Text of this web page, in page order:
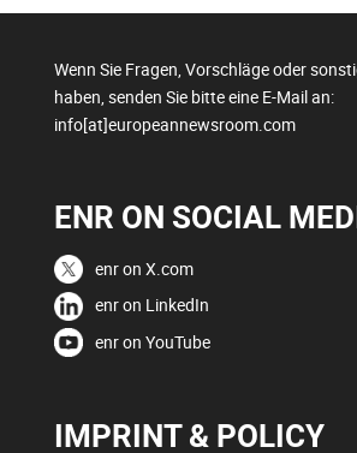
Wenn Sie Fragen, Vorschläge oder
haben, senden Sie bitte eine E-Mail an:
info[at]europeannewsroom.com
ENR ON SOCIAL
enr on X.com
enr on LinkedIn
enr on YouTube
IMPRINT & POLICY